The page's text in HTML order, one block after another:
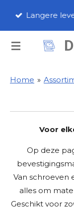
de
Langere
Home »
Voor
Op deze
Van schroeven
alles om
Geschikt voor